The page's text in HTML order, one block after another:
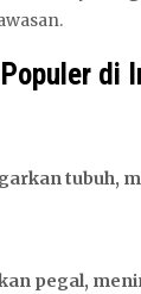
di
tubuh,
pegal,